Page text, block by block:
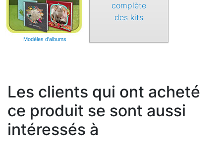
Modèles d'albums
complète
des kits
Les clients qui ont acheté
ce produit se sont aussi
intéressés à